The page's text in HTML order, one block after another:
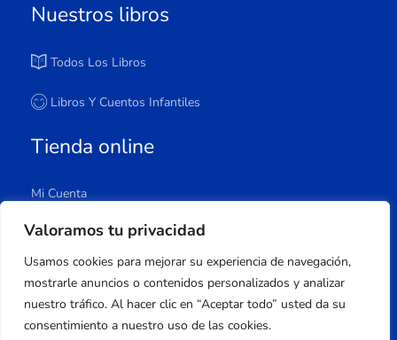
Valoramos tu privacidad
Usamos cookies para mejorar su experiencia de navegación,
mostrarle anuncios o contenidos personalizados y analizar
nuestro tráfico. Al hacer clic en “Aceptar todo” usted da su
consentimiento a nuestro uso de las cookies.
Nuestros libros
Todos Los Libros
Libros Y Cuentos Infantiles
Tienda online
Mi Cuenta
Carrito
Lista De Deseos